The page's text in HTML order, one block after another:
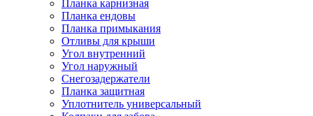
Планка карнизная
Планка ендовы
Планка примыкания
Отливы для крыши
Угол внутренний
Угол наружный
Снегозадержатели
Планка защитная
Уплотнитель универсальный